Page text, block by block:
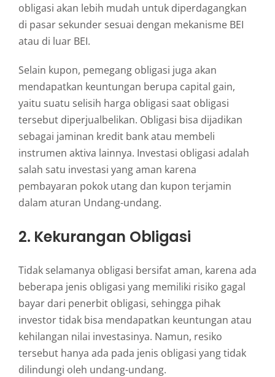
obligasi akan lebih mudah untuk diperdagangkan
di pasar sekunder sesuai dengan mekanisme BEI
atau di luar BEI.
Selain kupon, pemegang obligasi juga akan
mendapatkan keuntungan berupa capital gain,
yaitu suatu selisih harga obligasi saat obligasi
tersebut diperjualbelikan. Obligasi bisa dijadikan
sebagai jaminan kredit bank atau membeli
instrumen aktiva lainnya. Investasi obligasi adalah
salah satu investasi yang aman karena
pembayaran pokok utang dan kupon terjamin
dalam aturan Undang-undang.
2. Kekurangan Obligasi
Tidak selamanya obligasi bersifat aman, karena ada
beberapa jenis obligasi yang memiliki risiko gagal
bayar dari penerbit obligasi, sehingga pihak
investor tidak bisa mendapatkan keuntungan atau
kehilangan nilai investasinya. Namun, resiko
tersebut hanya ada pada jenis obligasi yang tidak
dilindungi oleh undang-undang.